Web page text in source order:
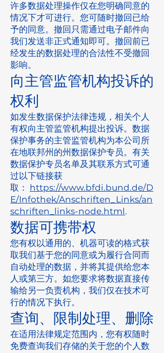
许多数据处理操作仅在您明确同意的
情况下才可进行。您可随时撤回已给
予的同意。撤回只需通过电子邮件向
我们发送非正式通知即可。撤回前已
经发生的数据处理的合法性不受撤回
影响。
向主管监管机构投诉的
权利
如发生数据保护法律违规，相关个人
有权向主管监管机构提出投诉。数据
保护事务的主管监管机构为本公司所
在地联邦州的州数据保护专员。有关
数据保护专员名单及其联系方式可通
过以下链接获
取： https://www.bfdi.bund.de/D
E/Infothek/Anschriften_Links/an
schriften_links-node.html.
数据可携带权
您有权以通用的、机器可读的格式获
取我们基于您的同意或为履行合同而
自动处理的数据，并将其提供给您本
人或第三方。如您要求将数据直接传
输给另一负责机构，我们仅在技术可
行的情况下执行。
查询、限制处理、删除
在适用法律规定范围内，您有权随时
免费查询我们存储的关于您的个人数